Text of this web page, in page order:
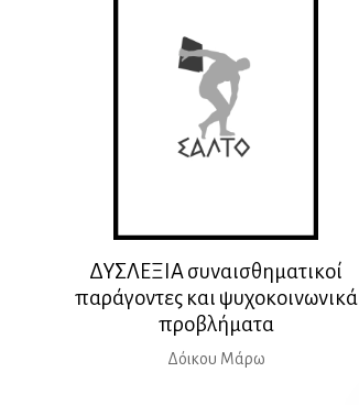
ΔΥΣΛΕΞΙΑ συναισθηματικοί
παράγοντες και ψυχοκοινωνικά
προβλήματα
Δόικου Μάρω